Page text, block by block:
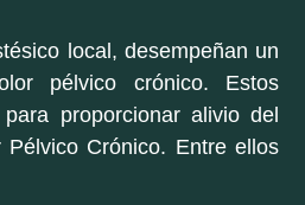
local, desempeñan un
pélvico crónico. Estos
proporcionar alivio del
Crónico. Entre ellos